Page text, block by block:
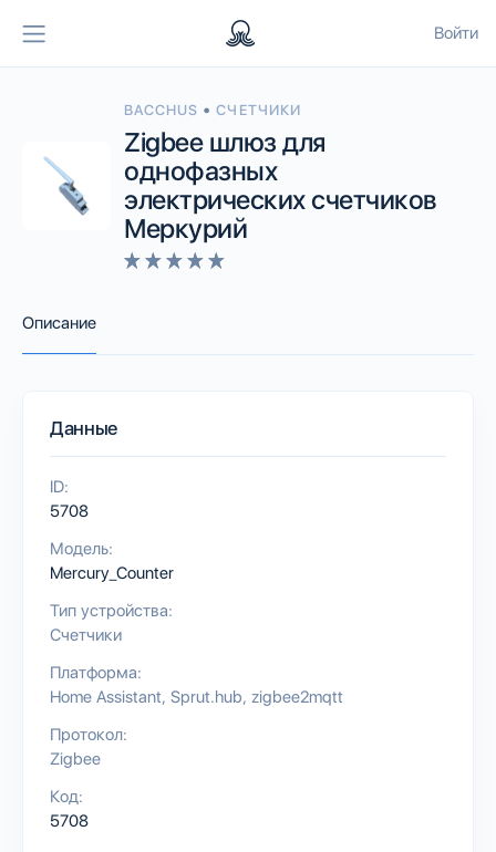
Войти
BACCHUS • СЧЕТЧИКИ
Zigbee шлюз для
однофазных
электрических счетчиков
Меркурий
Описание
Данные
ID:
5708
Модель:
Mercury_Counter
Тип устройства:
Счетчики
Платформа:
Home Assistant Sprut.hub zigbee2mqtt
Протокол:
Zigbee
Код:
5708